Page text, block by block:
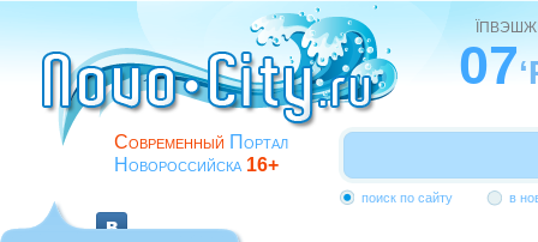
Современный Портал
Новороссийска 16+
07
поиск по сайту в